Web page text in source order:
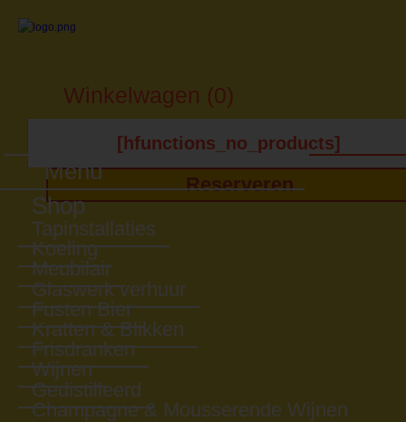
Winkelwagen (0)
[hfunctions_no_products]
Reserveren
Menu
Shop
Tapinstallaties
Koeling
Meubilair
Glaswerk verhuur
Fusten Bier
Kratten & Blikken
Frisdranken
Wijnen
Gedistilleerd
Champagne & Mousserende Wijnen